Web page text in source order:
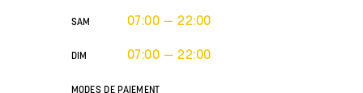
SAM 07:00 — 22:00
DIM 07:00 — 22:00
MODES DE PAIEMENT